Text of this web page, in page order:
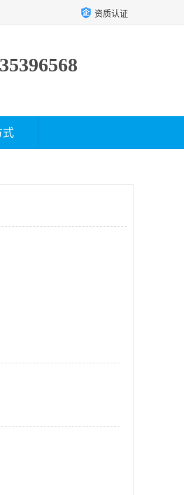
资质认证
式